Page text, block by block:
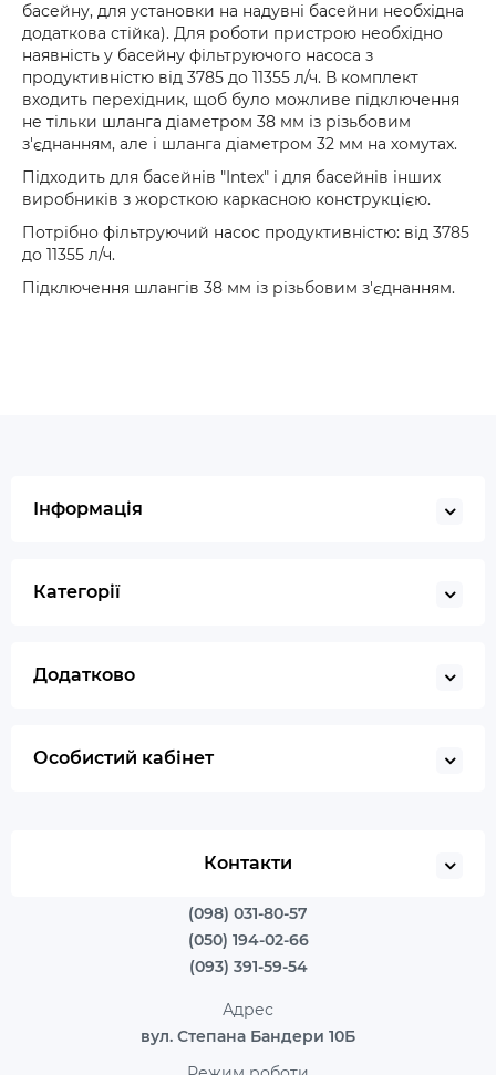
басейну, для установки на надувні басейни необхідна
додаткова стійка). Для роботи пристрою необхідно
наявність у басейну фільтруючого насоса з
продуктивністю від 3785 до 11355 л/ч. В комплект
входить перехідник, щоб було можливе підключення
не тільки шланга діаметром 38 мм із різьбовим
з'єднанням, але і шланга діаметром 32 мм на хомутах.
Підходить для басейнів "Intex" і для басейнів інших
виробників з жорсткою каркасною конструкцією.
Потрібно фільтруючий насос продуктивністю: від 3785
до 11355 л/ч.
Підключення шлангів 38 мм із різьбовим з'єднанням.
Інформація
Категорії
Додатково
Особистий кабінет
Контакти
(098) 031-80-57
(050) 194-02-66
(093) 391-59-54
Адрес
вул. Степана Бандери 10Б